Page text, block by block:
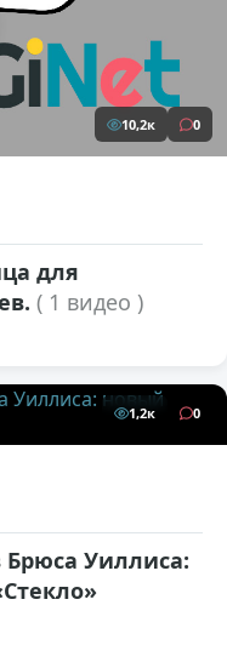
10,2к 0
для
( 1 видео )
1,2к 0
Уиллиса: